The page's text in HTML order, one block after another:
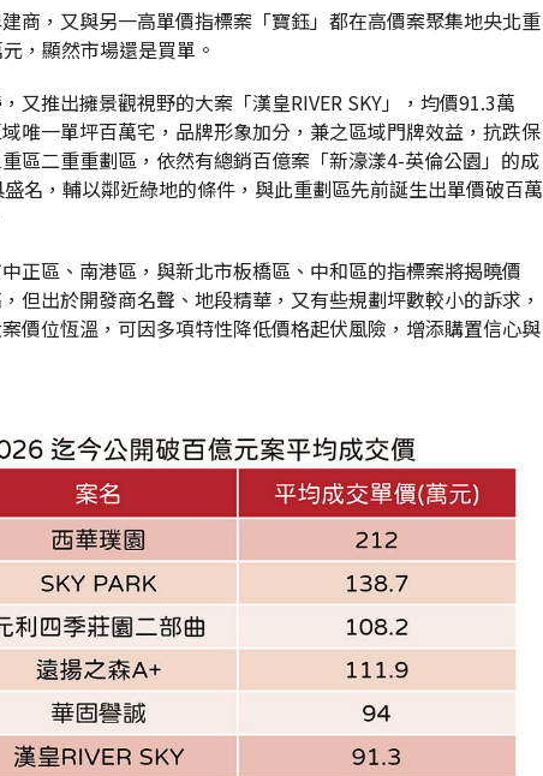
商，又與另一高單價指標案「寶鈺」都在高價案聚集地央北重
，顯然市場還是買單。
又推出擁景觀視野的大案「漢皇RIVER SKY」，均價91.3萬
唯一單坪百萬宅，品牌形象加分，兼之區域門牌效益，抗跌保
區二重重劃區，依然有總銷百億案「新濠漾4-英倫公園」的成
名，輔以鄰近綠地的條件，與此重劃區先前誕生出單價破百萬
正區、南港區，與新北市板橋區、中和區的指標案將揭曉價
但出於開發商名聲、地段精華，又有些規劃坪數較小的訴求，
價位恆溫，可因多項特性降低價格起伏風險，增添購置信心與